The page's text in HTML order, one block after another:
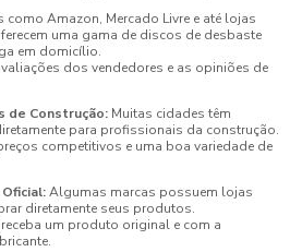
como Amazon, Mercado Livre e até lojas
uma gama de discos de desbaste
em domicílio.
dos vendedores e as opiniões de
de Construção: Muitas cidades têm
para profissionais da construção.
competitivos e uma boa variedade de
Algumas marcas possuem lojas
diretamente seus produtos.
um produto original e com a